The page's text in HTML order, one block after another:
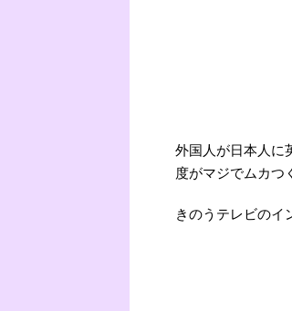
外国人が日本人に
度がマジでムカつ
きのうテレビのイ